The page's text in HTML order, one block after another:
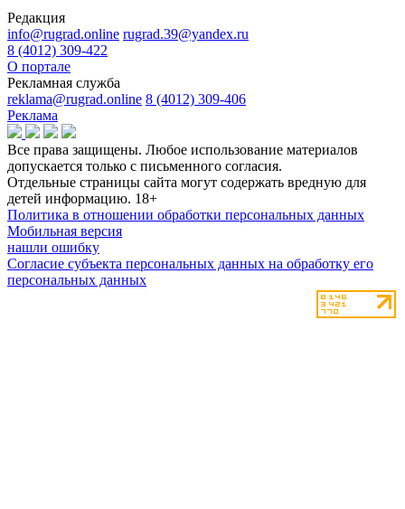
Редакция
info@rugrad.online rugrad.39@yandex.ru
8 (4012) 309-422
О портале
Рекламная служба
reklama@rugrad.online 8 (4012) 309-406
Реклама
Все права защищены. Любое использование материалов
допускается только с письменного согласия.
Отдельные страницы сайта могут содержать вредную для
детей информацию. 18+
Политика в отношении обработки персональных данных
Мобильная версия
нашли ошибку
Согласие субъекта персональных данных на обработку его
персональных данных